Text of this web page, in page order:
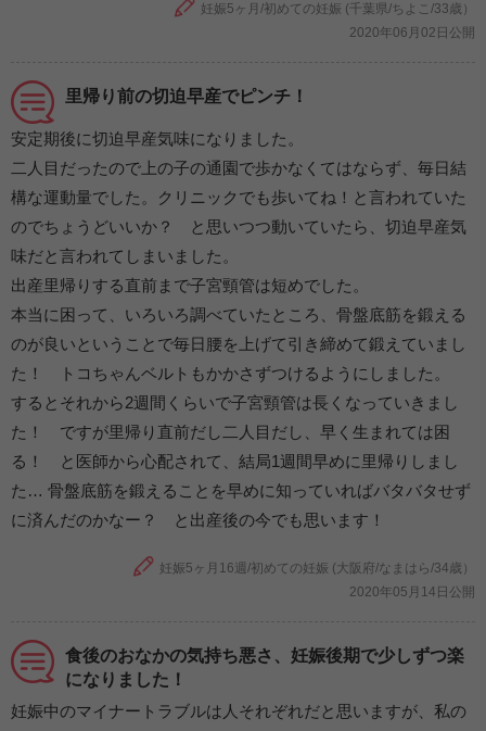
妊娠5ヶ月/初めての妊娠 (千葉県/ちよこ/33歳）
2020年06月02日公開
里帰り前の切迫早産でピンチ！
安定期後に切迫早産気味になりました。
二人目だったので上の子の通園で歩かなくてはならず、毎日結
構な運動量でした。クリニックでも歩いてね！と言われていた
のでちょうどいいか？ と思いつつ動いていたら、切迫早産気
味だと言われてしまいました。
出産里帰りする直前まで子宮頸管は短めでした。
本当に困って、いろいろ調べていたところ、骨盤底筋を鍛える
のが良いということで毎日腰を上げて引き締めて鍛えていまし
た！ トコちゃんベルトもかかさずつけるようにしました。
するとそれから2週間くらいで子宮頸管は長くなっていきまし
た！ ですが里帰り直前だし二人目だし、早く生まれては困
る！ と医師から心配されて、結局1週間早めに里帰りしまし
た… 骨盤底筋を鍛えることを早めに知っていればバタバタせず
に済んだのかなー？ と出産後の今でも思います！
妊娠5ヶ月16週/初めての妊娠 (大阪府/なまはら/34歳）
2020年05月14日公開
食後のおなかの気持ち悪さ、妊娠後期で少しずつ楽
になりました！
妊娠中のマイナートラブルは人それぞれだと思いますが、私の